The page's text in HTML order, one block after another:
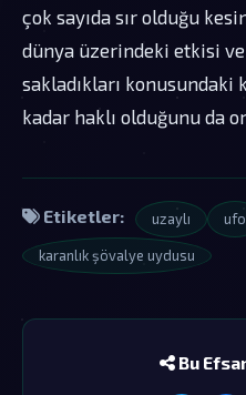
çok sayıda sır olduğu
dünya üzerindeki etkisi
sakladıkları
kadar haklı olduğunu da
Etiketler: uzaylı ufo
karanlık şövalye uydusu
Bu